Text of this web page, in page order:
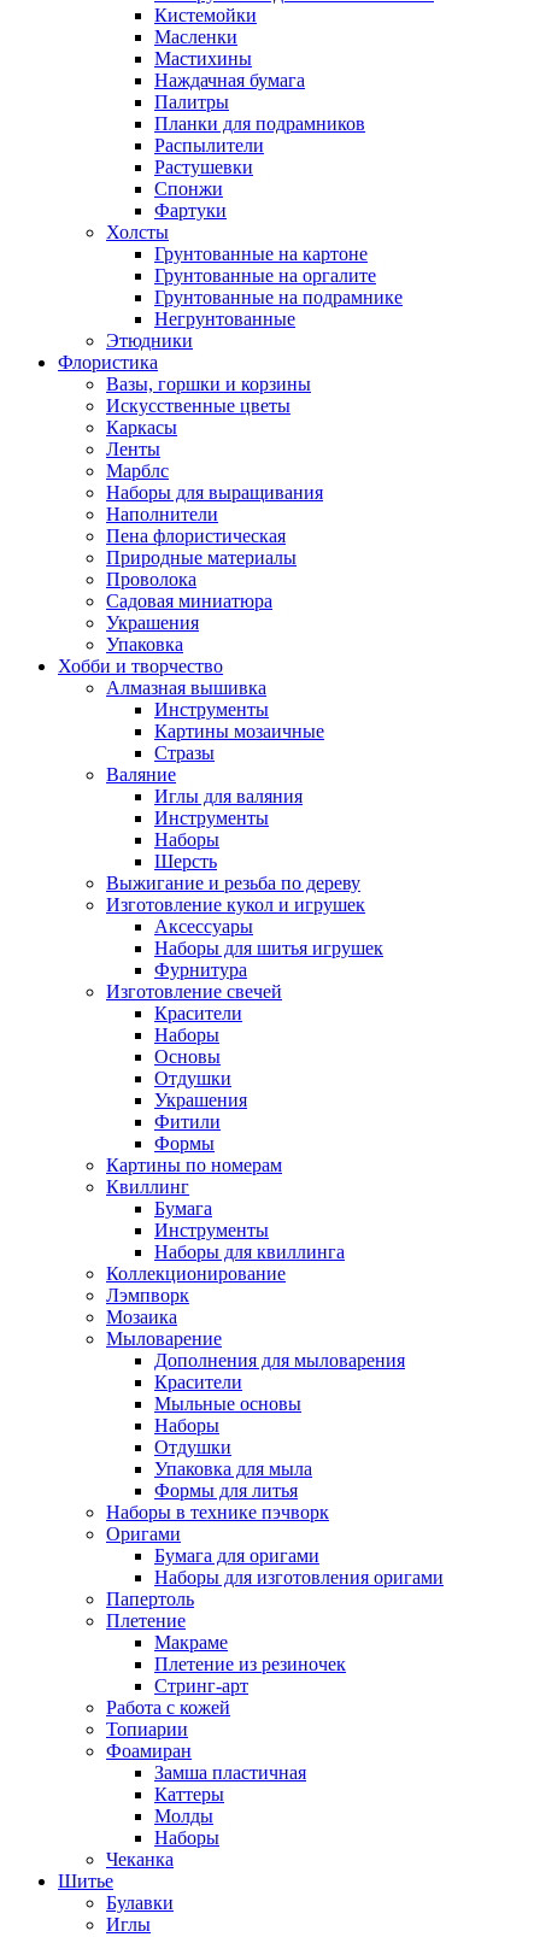
Кистемойки
Масленки
Мастихины
Наждачная бумага
Палитры
Планки для подрамников
Распылители
Растушевки
Спонжи
Фартуки
Холсты
Грунтованные на картоне
Грунтованные на оргалите
Грунтованные на подрамнике
Негрунтованные
Этюдники
Флористика
Вазы, горшки и корзины
Искусственные цветы
Каркасы
Ленты
Марблс
Наборы для выращивания
Наполнители
Пена флористическая
Природные материалы
Проволока
Садовая миниатюра
Украшения
Упаковка
Хобби и творчество
Алмазная вышивка
Инструменты
Картины мозаичные
Стразы
Валяние
Иглы для валяния
Инструменты
Наборы
Шерсть
Выжигание и резьба по дереву
Изготовление кукол и игрушек
Аксессуары
Наборы для шитья игрушек
Фурнитура
Изготовление свечей
Красители
Наборы
Основы
Отдушки
Украшения
Фитили
Формы
Картины по номерам
Квиллинг
Бумага
Инструменты
Наборы для квиллинга
Коллекционирование
Лэмпворк
Мозаика
Мыловарение
Дополнения для мыловарения
Красители
Мыльные основы
Наборы
Отдушки
Упаковка для мыла
Формы для литья
Наборы в технике пэчворк
Оригами
Бумага для оригами
Наборы для изготовления оригами
Папертоль
Плетение
Макраме
Плетение из резиночек
Стринг-арт
Работа с кожей
Топиарии
Фоамиран
Замша пластичная
Каттеры
Молды
Наборы
Чеканка
Шитье
Булавки
Иглы